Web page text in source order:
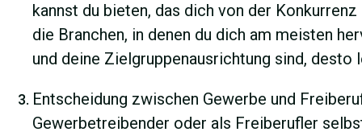
kannst du bieten, das dich von der
die Branchen, in denen du dich am meisten
und deine Zielgruppenausrichtung sind, desto
Entscheidung zwischen Gewerbe und
Gewerbetreibender oder als Freiberufler